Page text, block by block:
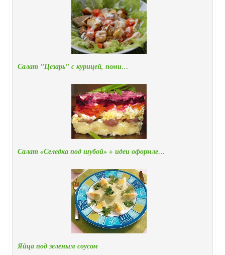
Салат "Цезарь" с курицей, поми…
Салат «Селедка под шубой» + идеи оформле…
Яйца под зеленым соусом